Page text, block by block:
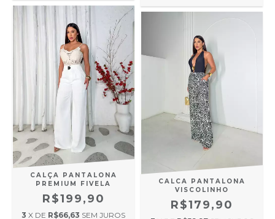
CALÇA PANTALONA
PREMIUM FIVELA
R$199,90
3 X DE R$66,63 SEM JUROS
CALCA PANTALONA
VISCOLINHO
R$179,90